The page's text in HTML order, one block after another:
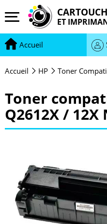
ET
Accueil
Accueil HP Toner
Toner
Q2612X / 12X